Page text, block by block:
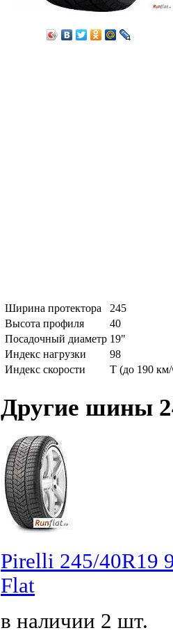
Ширина протектора
245
Высота профиля
40
Посадочный диаметр 19"
Индекс нагрузки
98
Индекс скорости
T (до 190
Другие шины
Pirelli 245/40R19
Flat
в наличии 2 шт.